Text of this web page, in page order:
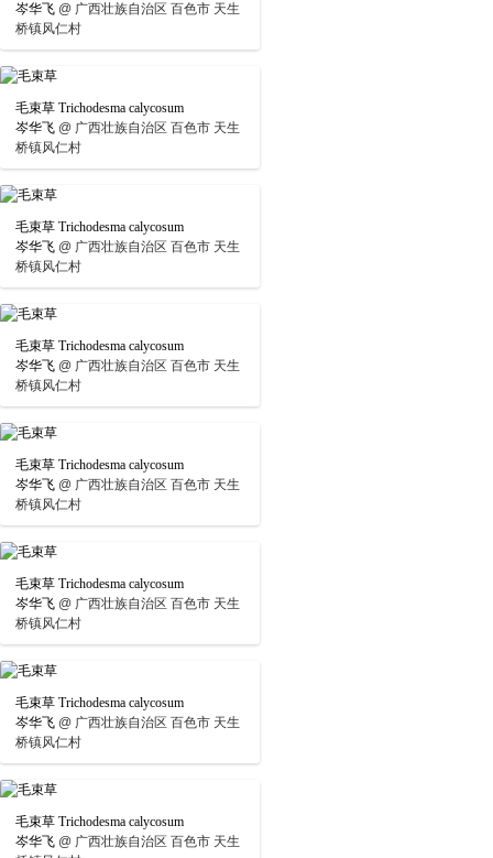
岑华飞 @ 广西壮族自治区 百色市 天生
桥镇风仁村
毛束草 Trichodesma calycosum
岑华飞 @ 广西壮族自治区 百色市 天生
桥镇风仁村
毛束草 Trichodesma calycosum
岑华飞 @ 广西壮族自治区 百色市 天生
桥镇风仁村
毛束草 Trichodesma calycosum
岑华飞 @ 广西壮族自治区 百色市 天生
桥镇风仁村
毛束草 Trichodesma calycosum
岑华飞 @ 广西壮族自治区 百色市 天生
桥镇风仁村
毛束草 Trichodesma calycosum
岑华飞 @ 广西壮族自治区 百色市 天生
桥镇风仁村
毛束草 Trichodesma calycosum
岑华飞 @ 广西壮族自治区 百色市 天生
桥镇风仁村
毛束草 Trichodesma calycosum
岑华飞 @ 广西壮族自治区 百色市 天生